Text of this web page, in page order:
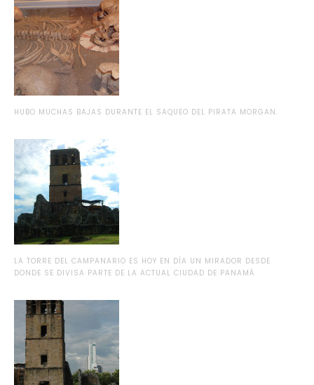
HUBO MUCHAS BAJAS DURANTE EL SAQUEO DEL PIRATA MORGAN.
LA TORRE DEL CAMPANARIO ES HOY EN DÍA UN MIRADOR DESDE
DONDE SE DIVISA PARTE DE LA ACTUAL CIUDAD DE PANAMÁ